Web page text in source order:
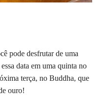
pode desfrutar de uma
data em uma quinta no
terça, no Buddha, que
ouro!